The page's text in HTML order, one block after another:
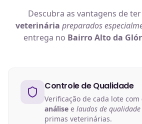
Descubra as vantagens de ter
veterinária preparados
entrega no Bairro Alto da
Controle de Qualidade
Verificação de cada lote com
análise e laudos de qualidade
primas veterinárias.